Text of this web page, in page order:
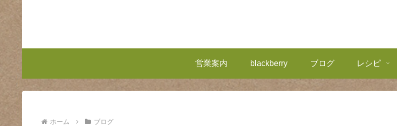
営業案内 blackberry ブログ レシピ
ホーム ブログ